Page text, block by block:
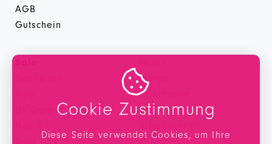
AGB
Gutschein
Pflege
Geschenke
Hygiene

Cookie Zustimmung
Diese Seite verwendet Cookies, um Ihre